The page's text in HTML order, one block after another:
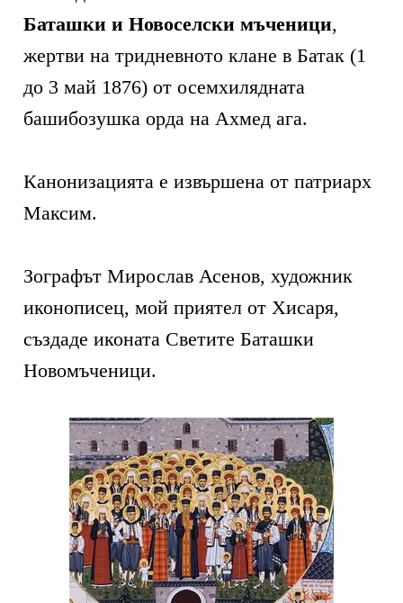
Баташки и Новоселски мъченици,
жертви на тридневното клане в Батак (1
до 3 май 1876) от осемхилядната
башибозушка орда на Ахмед ага.
Канонизацията е извършена от патриарх
Максим.
Зографът Мирослав Асенов, художник
иконописец, мой приятел от Хисаря,
създаде иконата Светите Баташки
Новомъченици.